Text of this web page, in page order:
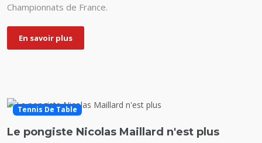
Championnats de France.
En savoir plus
Tennis De Table
Le pongiste Nicolas Maillard n'est plus